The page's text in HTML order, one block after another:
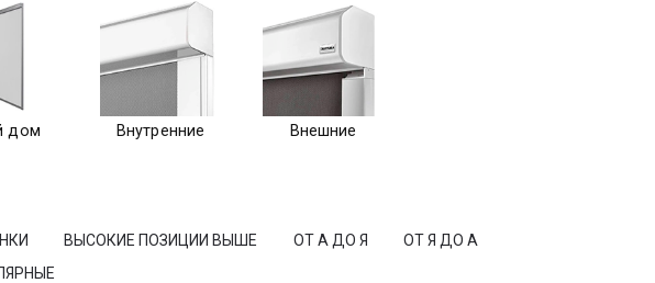
дом Внутренние Внешние
ВЫСОКИЕ ПОЗИЦИИ ВЫШЕ ОТ А ДО Я
ОТ Я ДО А